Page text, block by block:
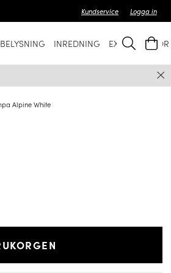
Kundservice Logga in
INREDNING EXKLUSIVT
Alpine White